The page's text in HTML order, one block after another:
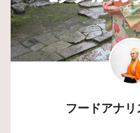
フードアナ